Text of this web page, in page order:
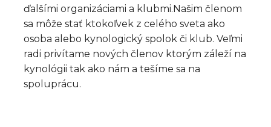
ďalšími organizáciami a klubmi.Našim členom
sa môže stať ktokoľvek z celého sveta ako
osoba alebo kynologický spolok či klub. Veľmi
radi privítame nových členov ktorým záleží na
kynológii tak ako nám a tešíme sa na
spoluprácu.